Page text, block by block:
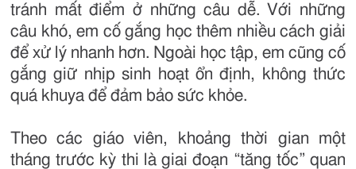
tránh mất điểm ở những câu dễ. Với những
câu khó, em cố gắng học thêm nhiều cách giải
để xử lý nhanh hơn. Ngoài học tập, em cũng cố
gắng giữ nhịp sinh hoạt ổn định, không thức
quá khuya để đảm bảo sức khỏe.
Theo các giáo viên, khoảng thời gian một
tháng trước kỳ thi là giai đoạn “tăng tốc” quan